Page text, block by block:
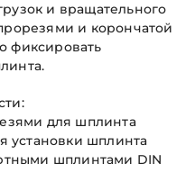
и вращательного
и корончатой
фиксировать
для шплинта
установки шплинта
шплинтами DIN